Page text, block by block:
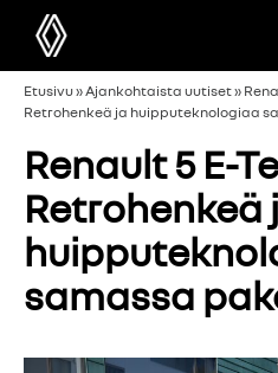
Etusivu»Ajankohtaista uutiset»
Retrohenkeä ja huipputeknologiaa
Renault 5 E-
Retrohenkeä
samassa